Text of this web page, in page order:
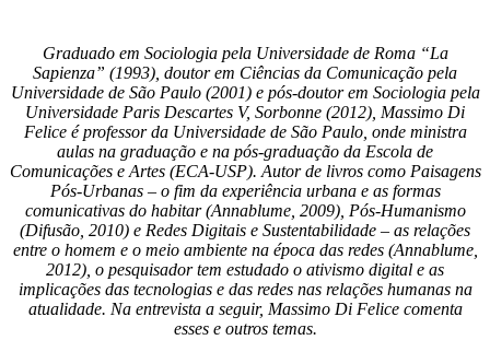
Graduado em Sociologia pela Universidade de Roma “La
Sapienza” (1993), doutor em Ciências da Comunicação pela
Universidade de São Paulo (2001) e pós-doutor em Sociologia pela
Universidade Paris Descartes V, Sorbonne (2012), Massimo Di
Felice é professor da Universidade de São Paulo, onde ministra
aulas na graduação e na pós-graduação da Escola de
Comunicações e Artes (ECA-USP). Autor de livros como Paisagens
Pós-Urbanas – o fim da experiência urbana e as formas
comunicativas do habitar (Annablume, 2009), Pós-Humanismo
(Difusão, 2010) e Redes Digitais e Sustentabilidade – as relações
entre o homem e o meio ambiente na época das redes (Annablume,
2012), o pesquisador tem estudado o ativismo digital e as
implicações das tecnologias e das redes nas relações humanas na
atualidade. Na entrevista a seguir, Massimo Di Felice comenta
esses e outros temas.